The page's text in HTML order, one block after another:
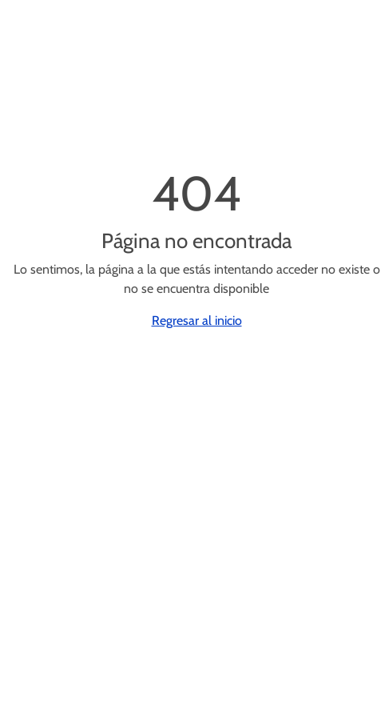
404
Página no encontrada
Lo sentimos, la página a la que estás intentando acceder no existe o
no se encuentra disponible
Regresar al inicio